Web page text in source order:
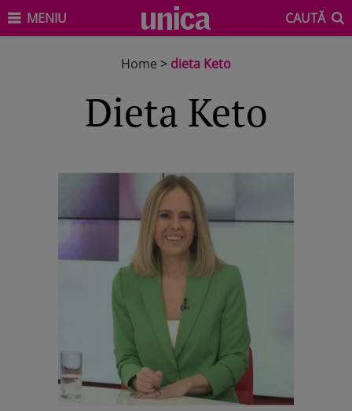
MENIU CAUTĂ
Home > dieta Keto
dieta Keto